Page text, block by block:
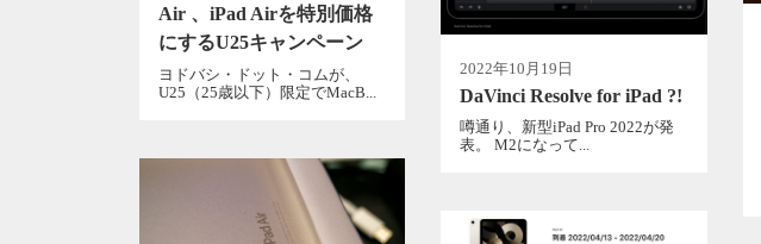
Air 、iPad Airを特別価格
にするU25キャンペーン
ヨドバシ・ドット・コムが、
U25（25歳以下）限定でMacB...
2022年10月19日
DaVinci Resolve for iPad ?!
噂通り、新型iPad Pro 2022が発
表。 M2になって...